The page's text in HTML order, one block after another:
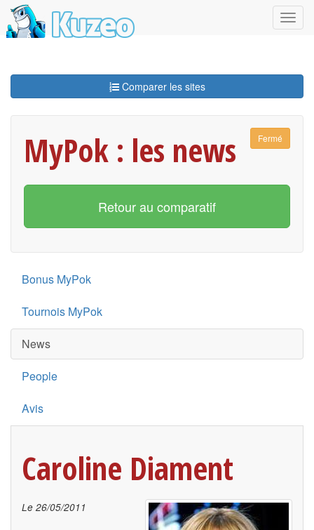
Comparer les sites
MyPok : les news Fermé
Retour au comparatif
Bonus MyPok
Tournois MyPok
News
People
Avis
Caroline Diament
Le 26/05/2011